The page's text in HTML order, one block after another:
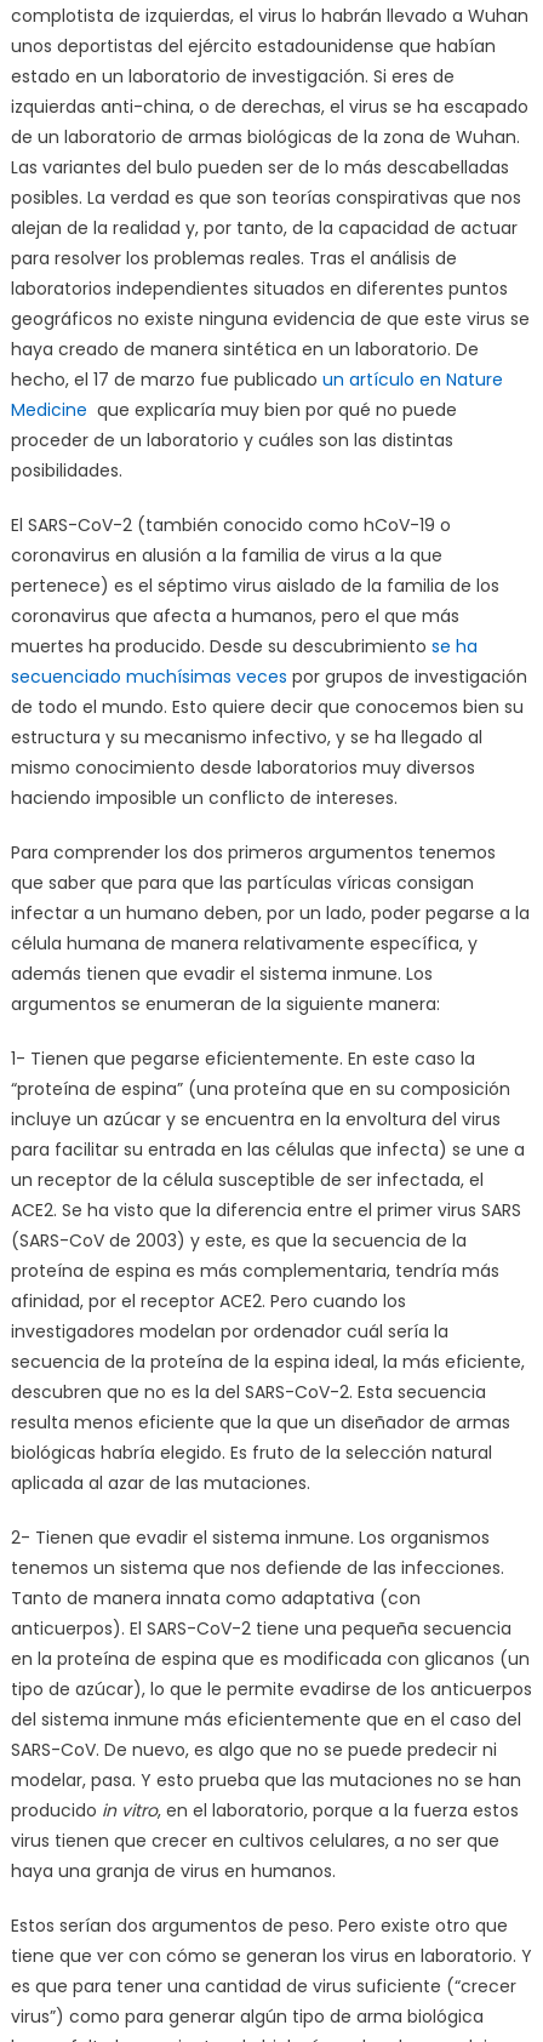
complotista de izquierdas, el virus lo habrán llevado a Wuhan
unos deportistas del ejército estadounidense que habían
estado en un laboratorio de investigación. Si eres de
izquierdas anti-china, o de derechas, el virus se ha escapado
de un laboratorio de armas biológicas de la zona de Wuhan.
Las variantes del bulo pueden ser de lo más descabelladas
posibles. La verdad es que son teorías conspirativas que nos
alejan de la realidad y, por tanto, de la capacidad de actuar
para resolver los problemas reales. Tras el análisis de
laboratorios independientes situados en diferentes puntos
geográficos no existe ninguna evidencia de que este virus se
haya creado de manera sintética en un laboratorio. De
hecho, el 17 de marzo fue publicado un artículo en Nature
Medicine que explicaría muy bien por qué no puede
proceder de un laboratorio y cuáles son las distintas
posibilidades.
El SARS-CoV-2 (también conocido como hCoV-19 o
coronavirus en alusión a la familia de virus a la que
pertenece) es el séptimo virus aislado de la familia de los
coronavirus que afecta a humanos, pero el que más
muertes ha producido. Desde su descubrimiento se ha
secuenciado muchísimas veces por grupos de investigación
de todo el mundo. Esto quiere decir que conocemos bien su
estructura y su mecanismo infectivo, y se ha llegado al
mismo conocimiento desde laboratorios muy diversos
haciendo imposible un conflicto de intereses.
Para comprender los dos primeros argumentos tenemos
que saber que para que las partículas víricas consigan
infectar a un humano deben, por un lado, poder pegarse a la
célula humana de manera relativamente específica, y
además tienen que evadir el sistema inmune. Los
argumentos se enumeran de la siguiente manera:
1- Tienen que pegarse eficientemente. En este caso la
“proteína de espina” (una proteína que en su composición
incluye un azúcar y se encuentra en la envoltura del virus
para facilitar su entrada en las células que infecta) se une a
un receptor de la célula susceptible de ser infectada, el
ACE2. Se ha visto que la diferencia entre el primer virus SARS
(SARS-CoV de 2003) y este, es que la secuencia de la
proteína de espina es más complementaria, tendría más
afinidad, por el receptor ACE2. Pero cuando los
investigadores modelan por ordenador cuál sería la
secuencia de la proteína de la espina ideal, la más eficiente,
descubren que no es la del SARS-CoV-2. Esta secuencia
resulta menos eficiente que la que un diseñador de armas
biológicas habría elegido. Es fruto de la selección natural
aplicada al azar de las mutaciones.
2- Tienen que evadir el sistema inmune. Los organismos
tenemos un sistema que nos defiende de las infecciones.
Tanto de manera innata como adaptativa (con
anticuerpos). El SARS-CoV-2 tiene una pequeña secuencia
en la proteína de espina que es modificada con glicanos (un
tipo de azúcar), lo que le permite evadirse de los anticuerpos
del sistema inmune más eficientemente que en el caso del
SARS-CoV. De nuevo, es algo que no se puede predecir ni
modelar, pasa. Y esto prueba que las mutaciones no se han
producido in vitro, en el laboratorio, porque a la fuerza estos
virus tienen que crecer en cultivos celulares, a no ser que
haya una granja de virus en humanos.
Estos serían dos argumentos de peso. Pero existe otro que
tiene que ver con cómo se generan los virus en laboratorio. Y
es que para tener una cantidad de virus suficiente (“crecer
virus”) como para generar algún tipo de arma biológica